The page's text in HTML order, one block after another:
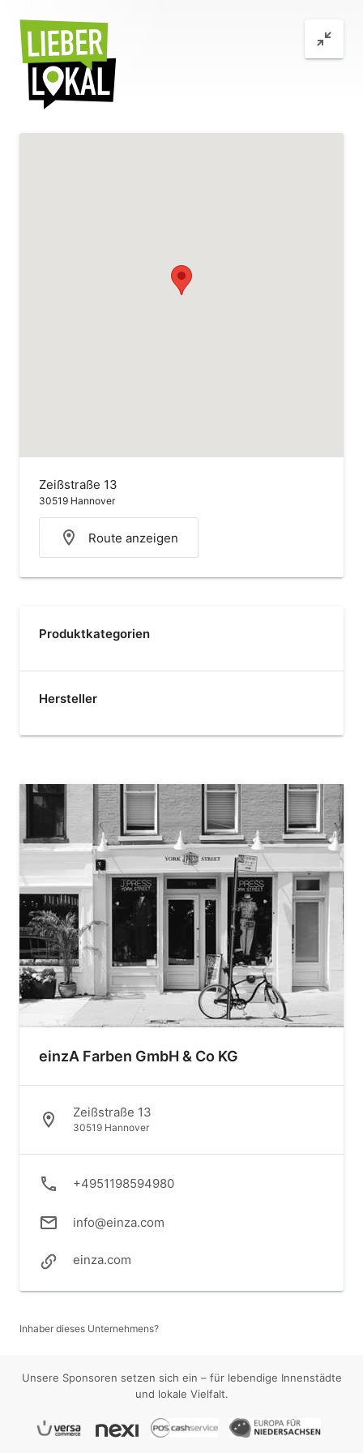
einzA Farben GmbH & Co KG
Zeißstraße 13
30519 Hannover
+4951198594980
info@einza.com
einza.com
Inhaber dieses Unternehmens?
Zeißstraße 13
30519 Hannover
Route anzeigen
Produktkategorien
Hersteller
Unsere Sponsoren setzen sich ein – für lebendige Innenstädte
und lokale Vielfalt.